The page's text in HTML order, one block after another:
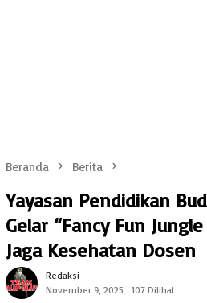
Beranda Berita
Yayasan Pendidikan
Gelar “Fancy Fun
Jaga Kesehatan Dosen
Redaksi
November 9, 2025
107 Dilihat